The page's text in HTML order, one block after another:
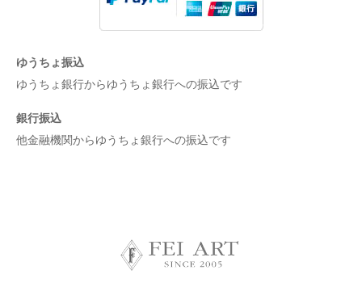
ゆうちょ振込
ゆうちょ銀行からゆうちょ銀行への振込です
銀行振込
他金融機関からゆうちょ銀行への振込です